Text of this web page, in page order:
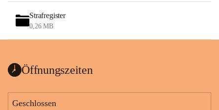
Strafregister
0,26 MB
Öffnungszeiten
Geschlossen